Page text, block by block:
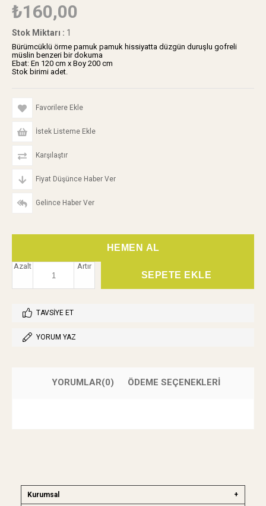
₺160,00
Stok Miktarı : 1
Bürümcüklü örme pamuk pamuk hissiyatta düzgün duruşlu gofreli
müslin benzeri bir dokuma
Ebat: En 120 cm x Boy 200 cm
Stok birimi adet.
Favorilere Ekle
İstek Listeme Ekle
Karşılaştır
Fiyat Düşünce Haber Ver
Gelince Haber Ver
Artır
Azalt
TAVSIYE ET
YORUM YAZ
YORUMLAR(0) ÖDEME SEÇENEKLERI
Kurumsal